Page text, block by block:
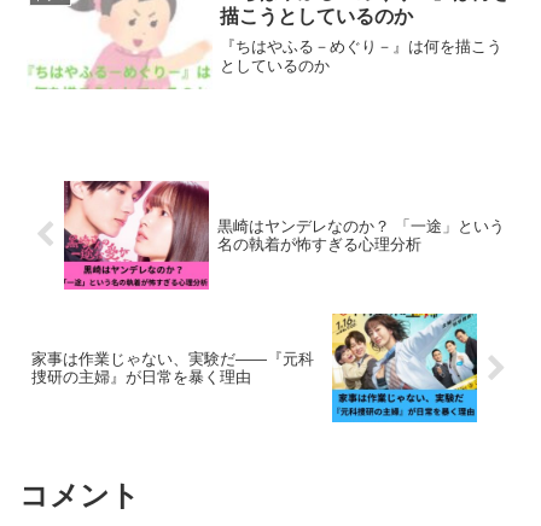
描こうとしているのか
『ちはやふる－めぐり－』は何を描こう
としているのか
黒崎はヤンデレなのか？ 「一途」という
名の執着が怖すぎる心理分析
家事は作業じゃない、実験だ――『元科
捜研の主婦』が日常を暴く理由
コメント